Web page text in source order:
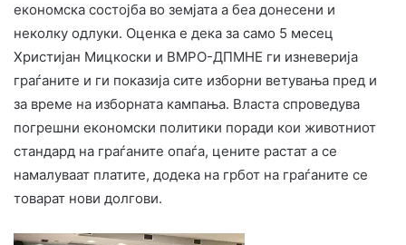
економска состојба во земјата а беа донесени и
неколку одлуки. Оценка е дека за само 5 месец
Христијан Мицкоски и ВМРО-ДПМНЕ ги изневерија
граѓаните и ги показија сите изборни ветувања пред и
за време на изборната кампања. Власта спроведува
погрешни економски политики поради кои животниот
стандард на граѓаните опаѓа, цените растат а се
намалуваат платите, додека на грбот на граѓаните се
товарат нови долгови.